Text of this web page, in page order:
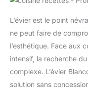
L’évier est le point
ne peut faire de
l’esthétique. Face aux
intensif, la recherche
complexe. L’évier
solution sans